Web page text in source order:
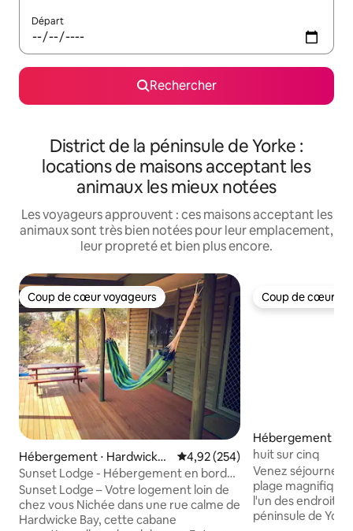
Départ
Rechercher
District de la péninsule de Yorke :
locations de maisons acceptant les
animaux les mieux notées
Les voyageurs approuvent : ces maisons acceptant les
animaux sont très bien notées pour leur emplacement,
leur propreté et bien plus encore.
Coup de cœur voyageurs
Coup de cœur voyageurs
Hébergement ⋅ Hardwicke
Bay
Évaluation moyenne sur la
4,92 (254)
Sunset Lodge - Hébergement en bord
de mer
Sunset Lodge – Votre logement loin de
chez vous Nichée dans une rue calme de
Hardwicke Bay, cette cabane
Coup de cœur
Coup de cœur
Hébergement ⋅
huit sur cinq
Venez séjourner
plage
l'un des endroits
péninsule de